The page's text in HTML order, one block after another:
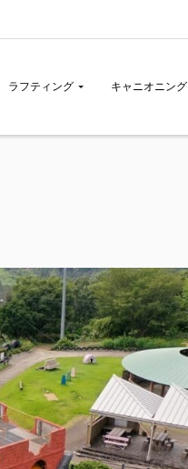
ラフティング キャニオニング